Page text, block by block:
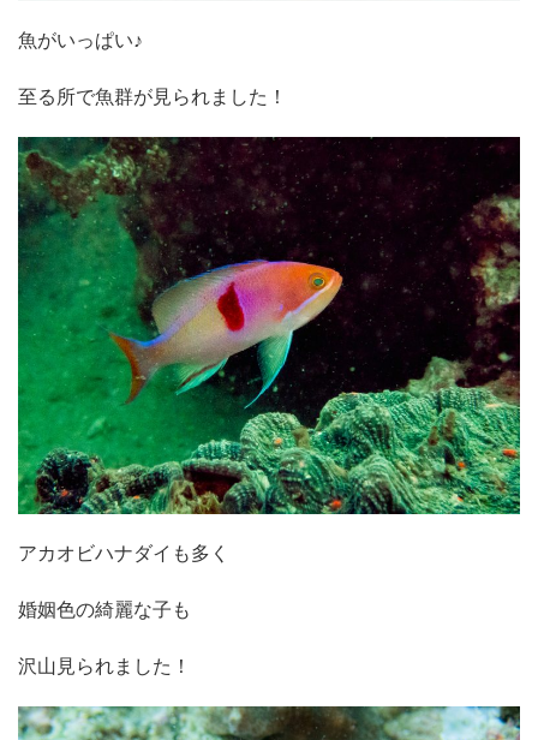
魚がいっぱい♪
至る所で魚群が見られました！
アカオビハナダイも多く
婚姻色の綺麗な子も
沢山見られました！